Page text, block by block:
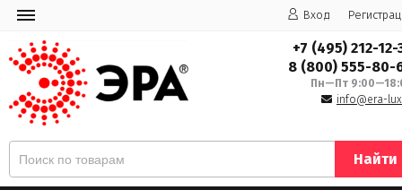
Вход
+7 (495) 212-12-
8 (800) 555-80-
Пн—Пт
info@era-
Найти